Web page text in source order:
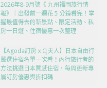
2026年8-9月號《 九州福岡旅行情
報》｜出發前一週花 5 分鐘看完！掌
握最值得去的新景點、限定活動、私
房一日遊、住宿優惠一次整理
【Agoda訂房 x CJ夫人】日本自由行
嚴選住宿名單一次看！內行旅行者的
方法挑選日本質感住宿，每周更新專
屬訂房優惠與折扣碼